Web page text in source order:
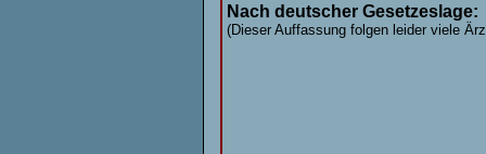
Nach deutscher Gesetzeslage:
(Dieser Auffassung folgen leider viele